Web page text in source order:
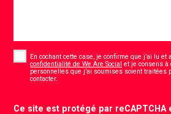
En cochant cette case, je confirme que j’ai lu et
confidentialité de We Are Social et je consens à
personnelles que j’ai soumises soient traitées
contacter.
Ce site est protégé par reCAPTCHA